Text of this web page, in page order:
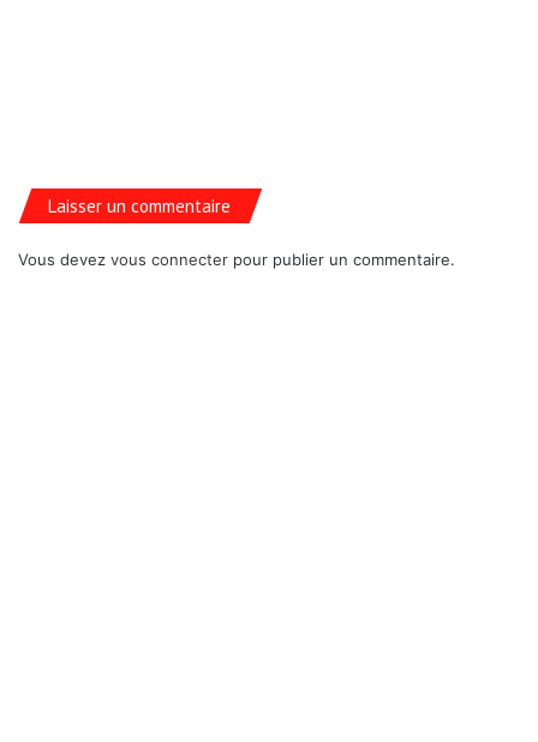
Laisser un commentaire
Vous devez vous connecter pour publier un commentaire.